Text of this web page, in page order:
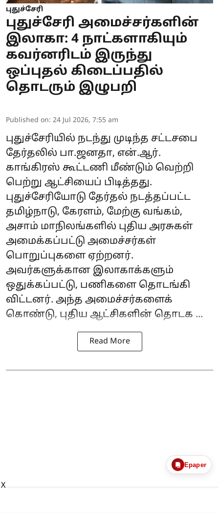
புதுச்சேரி
புதுச்சேரி அமைச்சர்களின்
இலாகா: 4 நாட்களாகியும்
கவர்னரிடம் இருந்து
ஒப்புதல் கிடைப்பதில்
தொடரும் இழுபறி
Published on: 24 Jul 2026, 7:55 am
புதுச்சேரியில் நடந்து முடிந்த சட்டசபை
தேர்தலில் பா.ஜனதா, என்.ஆர்.
காங்கிரஸ் கூட்டணி மீண்டும் வெற்றி
பெற்று ஆட்சியைப் பிடித்தது.
புதுச்சேரியோடு தேர்தல் நடத்தப்பட்ட
தமிழ்நாடு, கேரளம், மேற்கு வங்கம்,
அசாம் மாநிலங்களில் புதிய அரசுகள்
அமைக்கப்பட்டு அமைச்சர்கள்
பொறுப்புகளை ஏற்றனர்.
அவர்களுக்கான இலாகாக்களும்
ஒதுக்கப்பட்டு, பணிகளை தொடங்கி
விட்டனர். அந்த அமைச்சர்களைக்
கொண்டு, புதிய ஆட்சிகளின் தொடக ...
Read More
Epaper
X